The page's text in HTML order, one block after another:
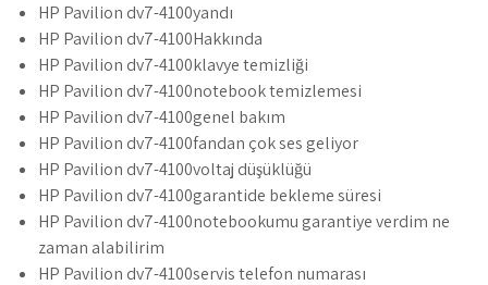
HP Pavilion dv7-4100yandı
HP Pavilion dv7-4100Hakkında
HP Pavilion dv7-4100klavye temizliği
HP Pavilion dv7-4100notebook temizlemesi
HP Pavilion dv7-4100genel bakım
HP Pavilion dv7-4100fandan çok ses geliyor
HP Pavilion dv7-4100voltaj düşüklüğü
HP Pavilion dv7-4100garantide bekleme süresi
HP Pavilion dv7-4100notebookumu garantiye verdim ne
zaman alabilirim
HP Pavilion dv7-4100servis telefon numarası